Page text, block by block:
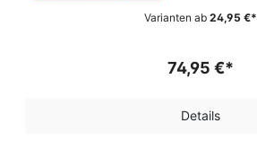
Varianten ab 24,95 €*
74,95 €*
Details